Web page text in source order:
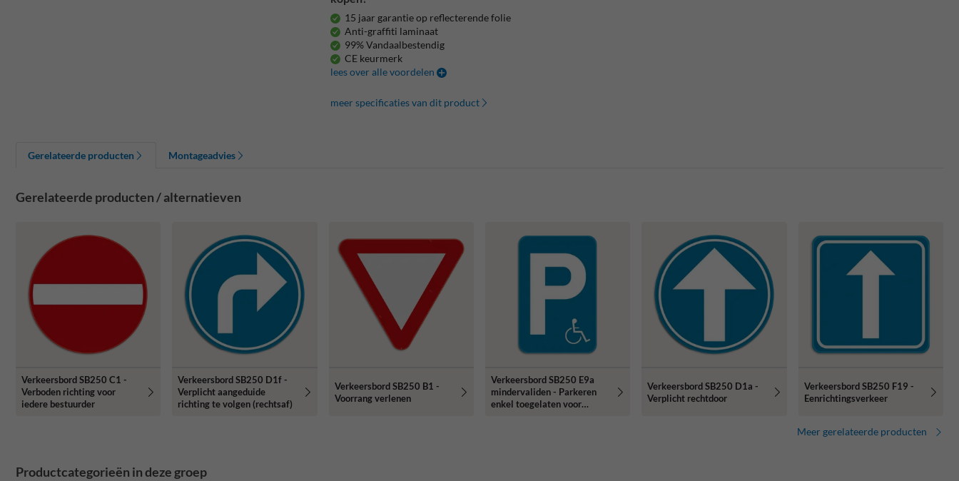
15 jaar garantie op reflecterende folie
Anti-graffiti laminaat
99% Vandaalbestendig
CE keurmerk
lees over alle voordelen
meer specificaties van dit product
Gerelateerde producten Montageadvies
Gerelateerde producten / alternatieven
Verkeersbord SB250 C1 -
Verboden richting voor
iedere bestuurder
Verkeersbord SB250 D1f -
Verplicht aangeduide
richting te volgen (rechtsaf)
Verkeersbord SB250 B1 -
Voorrang verlenen
Verkeersbord SB250 E9a
mindervaliden - Parkeren
enkel toegelaten voor
Verkeersbord SB250 D1a -
Verplicht rechtdoor
Verkeersbord SB250 F19 -
Eenrichtingsverkeer
Meer gerelateerde producten
Productcategorieën in deze groep